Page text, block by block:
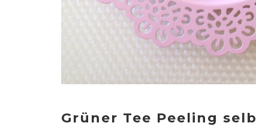
Grüner Tee Peeling